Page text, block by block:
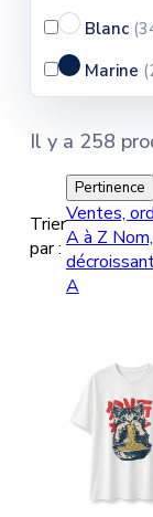
Blanc
Marine
Vert(1 )
Jaune(3)
Bleu
Il y a 258
Trier
par :
Pertinence
Ventes,
A à Z
A